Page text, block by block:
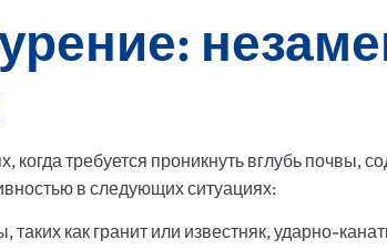
требуется проникнуть вглубь почвы,
в следующих ситуациях:
как гранит или известняк, ударно-